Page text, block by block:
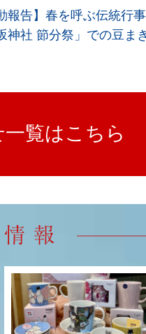
報告】春を呼ぶ伝統行事
神社 節分祭」での豆ま
覧はこちら